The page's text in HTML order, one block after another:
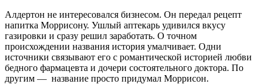
Алдертон не интересовался бизнесом. Он передал рецепт
напитка Моррисону. Ушлый аптекарь удивился вкусу
газировки и сразу решил заработать. О точном
происхождении названия история умалчивает. Одни
источники связывают его с романтической историей любви
бедного фармацевта и дочери состоятельного доктора. По
другим — название просто придумал Моррисон.